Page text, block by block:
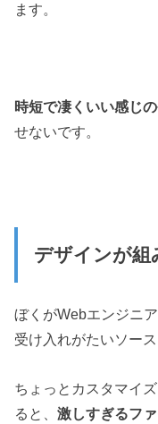
ます。
時短で凄くいい感じ
せないです。
デザインが組
ぼくがWebエンジニ
受け入れがたいソー
ちょっとカスタマイ
ると、激しすぎるフ